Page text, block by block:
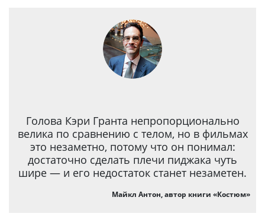
Голова Кэри Гранта непропорционально
велика по сравнению с телом, но в фильмах
это незаметно, потому что он понимал:
достаточно сделать плечи пиджака чуть
шире — и его недостаток станет незаметен.
Майкл Антон, автор книги «Костюм»